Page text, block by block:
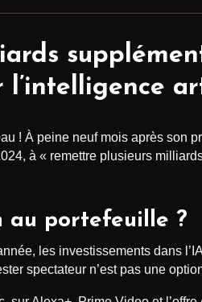
l’intelligence
! À peine neuf mois après son
à « remettre plusieurs
au portefeuille ?
les investissements dans
spectateur n’est pas une